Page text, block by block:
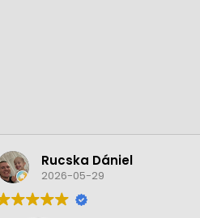
Rucska Dániel
2026-05-29